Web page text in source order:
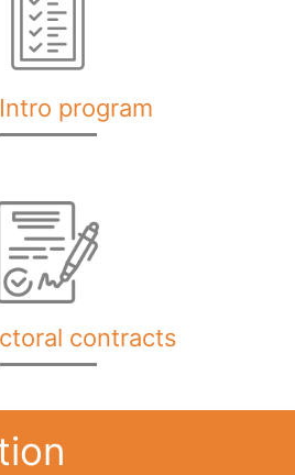
program
contracts